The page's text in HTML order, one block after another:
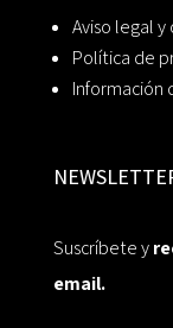
Aviso legal
Política de
Información
Suscríbete y
email.